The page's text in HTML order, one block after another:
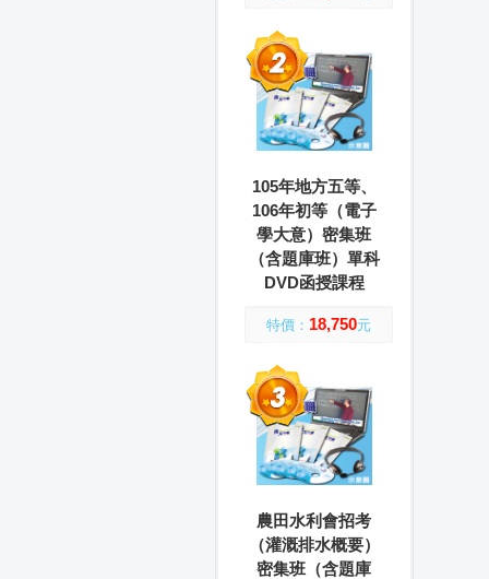
105年地方五等、
106年初等（電子
學大意）密集班
（含題庫班）單科
DVD函授課程
特價： 18,750元
農田水利會招考
（灌溉排水概要）
密集班（含題庫